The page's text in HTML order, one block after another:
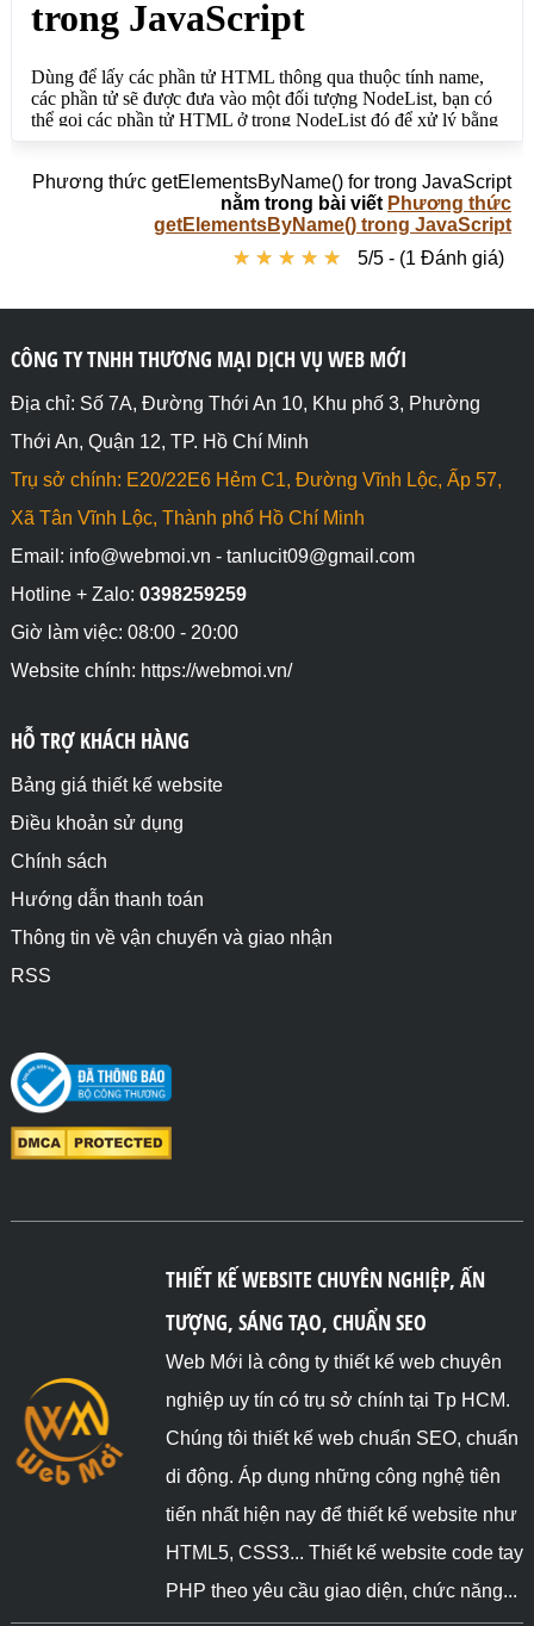
Phương thức getElementsByName() for trong JavaScript
nằm trong bài viết Phương thức
getElementsByName() trong JavaScript
★ ★ ★ ★ ★
★ ★ ★ ★ ★ 5/5 - (1 Đánh giá)
CÔNG TY TNHH THƯƠNG MẠI DỊCH VỤ WEB MỚI
Địa chỉ: Số 7A, Đường Thới An 10, Khu phố 3, Phường
Thới An, Quận 12, TP. Hồ Chí Minh
Trụ sở chính: E20/22E6 Hẻm C1, Đường Vĩnh Lộc, Ấp 57,
Xã Tân Vĩnh Lộc, Thành phố Hồ Chí Minh
Email: info@webmoi.vn - tanlucit09@gmail.com
Hotline + Zalo: 0398259259
Giờ làm việc: 08:00 - 20:00
Website chính: https://webmoi.vn/
HỖ TRỢ KHÁCH HÀNG
Bảng giá thiết kế website
Điều khoản sử dụng
Chính sách
Hướng dẫn thanh toán
Thông tin về vận chuyển và giao nhận
RSS
THIẾT KẾ WEBSITE CHUYÊN NGHIỆP, ẤN
TƯỢNG, SÁNG TẠO, CHUẨN SEO
Web Mới là công ty thiết kế web chuyên
nghiệp uy tín có trụ sở chính tại Tp HCM.
Chúng tôi thiết kế web chuẩn SEO, chuẩn
di động. Áp dụng những công nghệ tiên
tiến nhất hiện nay để thiết kế website như
HTML5, CSS3... Thiết kế website code tay
PHP theo yêu cầu giao diện, chức năng...